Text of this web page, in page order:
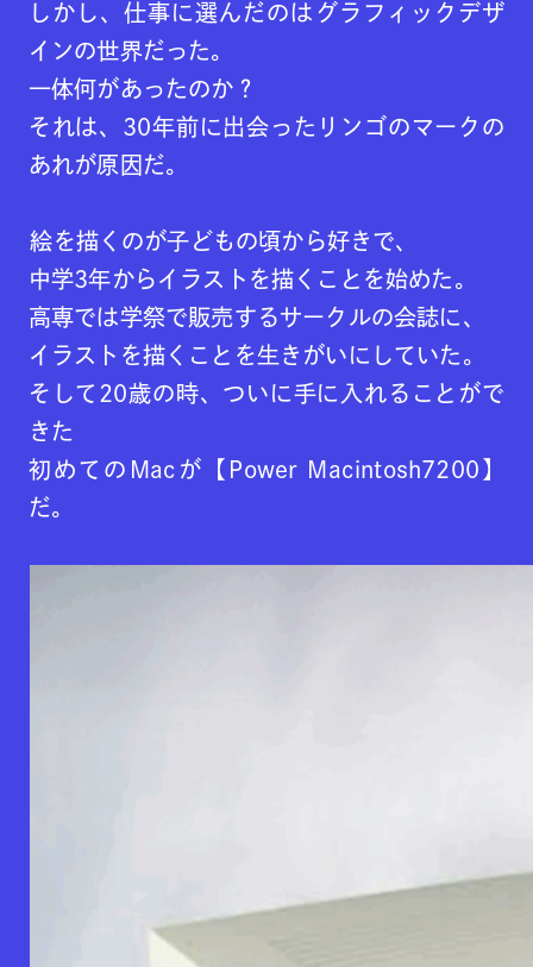
しかし、仕事に選んだのはグラフィックデザ
インの世界だった。
一体何があったのか？
それは、30年前に出会ったリンゴのマークの
あれが原因だ。
絵を描くのが子どもの頃から好きで、
中学3年からイラストを描くことを始めた。
高専では学祭で販売するサークルの会誌に、
イラストを描くことを生きがいにしていた。
そして20歳の時、ついに手に入れることがで
きた
初めてのMacが【Power Macintosh7200】
だ。